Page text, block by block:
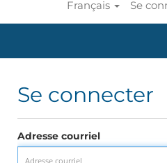
Français Se
Se connecter
Adresse courriel